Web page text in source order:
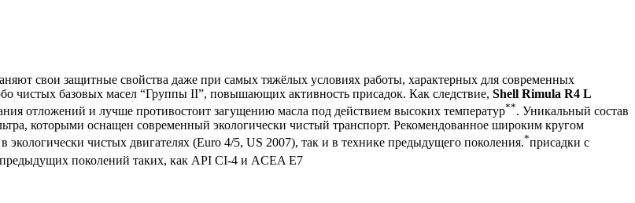
свои защитные свойства даже при самых тяжёлых условиях работы, характерных для современных
чистых базовых масел “Группы II”, повышающих активность присадок. Как следствие, Shell Rimula R4 L
отложений и лучше противостоит загущению масла под действием высоких температур**. Уникальный состав
которыми оснащен современный экологически чистый транспорт. Рекомендованное широким кругом
экологически чистых двигателях (Еuro 4/5, US 2007), так и в технике предыдущего поколения.*присадки с
поколений таких, как API CI-4 и ACEA E7